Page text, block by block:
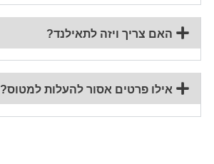
האם צריך ויזה לתאילנד?
אילו פרטים אסור להעלות למטוס?